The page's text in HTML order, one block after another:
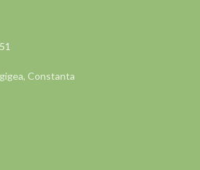
Constanta